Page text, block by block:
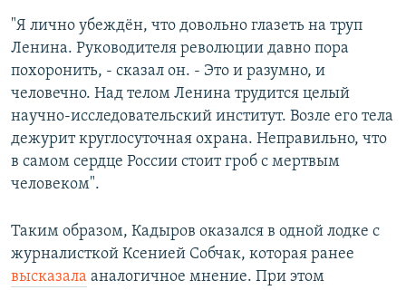
"Я лично убеждён, что довольно глазеть на труп
Ленина. Руководителя революции давно пора
похоронить, - сказал он. - Это и разумно, и
человечно. Над телом Ленина трудится целый
научно-исследовательский институт. Возле его тела
дежурит круглосуточная охрана. Неправильно, что
в самом сердце России стоит гроб с мертвым
человеком".
Таким образом, Кадыров оказался в одной лодке с
журналисткой Ксенией Собчак, которая ранее
высказала аналогичное мнение. При этом